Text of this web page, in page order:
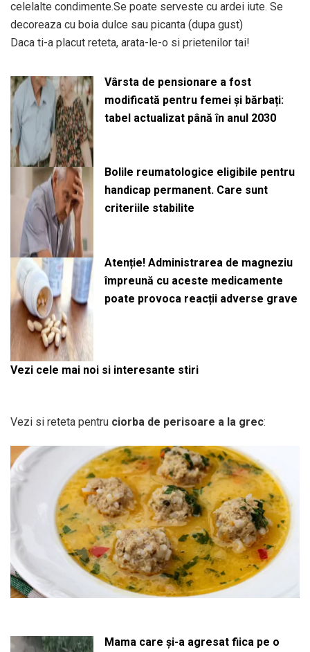
celelalte condimente.Se poate serveste cu ardei iute. Se
decoreaza cu boia dulce sau picanta (dupa gust)
Daca ti-a placut reteta, arata-le-o si prietenilor tai!
Vârsta de pensionare a fost
modificată pentru femei și bărbați:
tabel actualizat până în anul 2030
Bolile reumatologice eligibile pentru
handicap permanent. Care sunt
criteriile stabilite
Atenție! Administrarea de magneziu
împreună cu aceste medicamente
poate provoca reacții adverse grave
Vezi cele mai noi si interesante stiri
Vezi si reteta pentru ciorba de perisoare a la grec:
Mama care și-a agresat fiica pe o